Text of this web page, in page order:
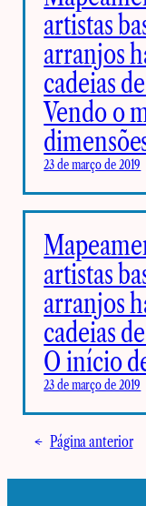
artistas
arranjos
cadeias
Vendo o
23 de março de 2019
artistas
arranjos
cadeias
O início
23 de março de 2019
← Página anterior